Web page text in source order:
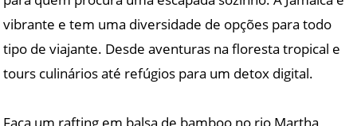
vibrante e tem uma diversidade de opções para todo
tipo de viajante. Desde aventuras na floresta tropical e
tours culinários até refúgios para um detox digital.